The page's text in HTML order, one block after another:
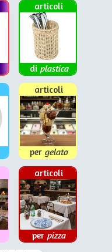
articoli
di plastica
articoli
per gelato
articoli
per pizza